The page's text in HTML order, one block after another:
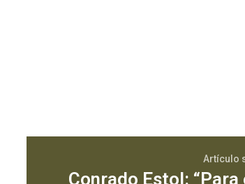
Artículo
Conrado Estol: